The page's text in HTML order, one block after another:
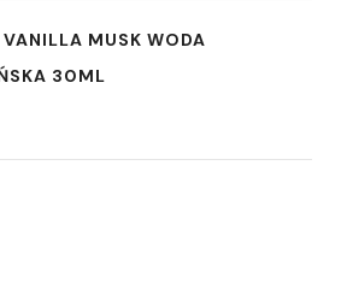
MUSK WODA
30ML